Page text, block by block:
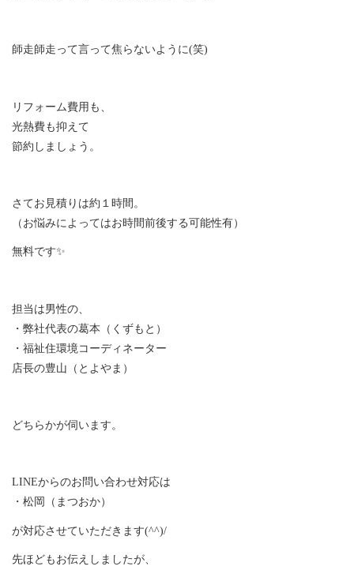
師走師走って言って焦らないように(笑)
リフォーム費用も、
光熱費も抑えて
節約しましょう。
さてお見積りは約１時間。
（お悩みによってはお時間前後する可能性有）
無料です✨
担当は男性の、
・弊社代表の葛本（くずもと）
・福祉住環境コーディネーター
店長の豊山（とよやま）
どちらかが伺います。
LINEからのお問い合わせ対応は
・松岡（まつおか）
が対応させていただきます(^^)/
先ほどもお伝えしましたが、